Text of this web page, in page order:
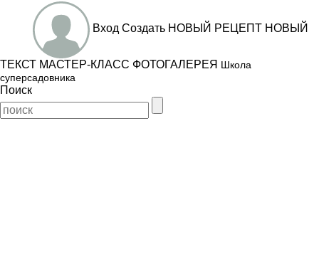
Вход Создать НОВЫЙ РЕЦЕПТ НОВЫЙ
ТЕКСТ МАСТЕР-КЛАСС ФОТОГАЛЕРЕЯ Школа
суперсадовника
Поиск